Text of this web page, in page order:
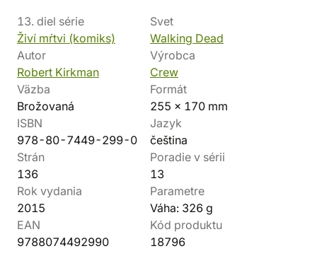
13. diel série
Živí mŕtvi (komiks)
Svet
Walking Dead
Autor
Robert Kirkman
Výrobca
Crew
Väzba
Brožovaná
Formát
255 x 170 mm
ISBN
978-80-7449-299-0
Jazyk
čeština
Strán
136
Poradie v sérii
13
Rok vydania
2015
Parametre
Váha: 326 g
EAN
9788074492990
Kód produktu
18796